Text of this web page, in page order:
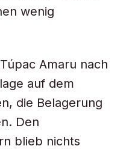
wenig
Amaru nach
auf dem
die Belagerung
Den
blieb nichts